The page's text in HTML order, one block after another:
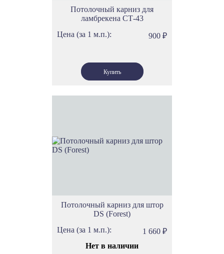
Потолочный карниз для
ламбрекена СТ-43
Цена (за 1 м.п.):
900 ₽
Потолочный карниз для штор
DS (Forest)
Цена (за 1 м.п.):
1 660 ₽
Нет в наличии